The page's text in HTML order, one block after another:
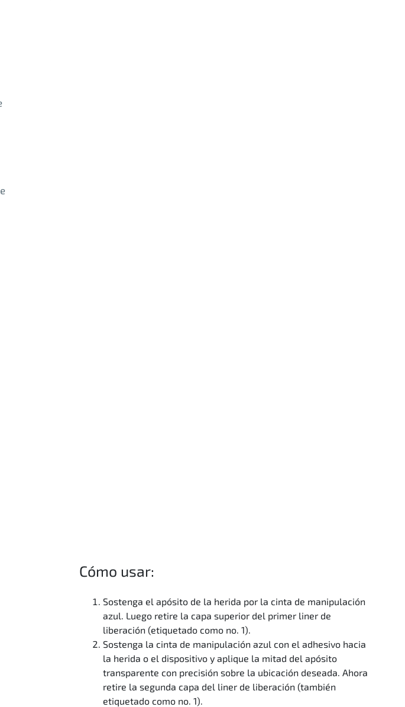
Cómo usar:
Sostenga el apósito de la herida por la cinta de manipulación
azul. Luego retire la capa superior del primer liner de
liberación (etiquetado como no. 1).
Sostenga la cinta de manipulación azul con el adhesivo hacia
la herida o el dispositivo y aplique la mitad del apósito
transparente con precisión sobre la ubicación deseada. Ahora
retire la segunda capa del liner de liberación (también
etiquetado como no. 1).